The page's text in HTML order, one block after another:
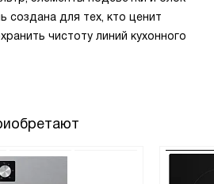
создана для тех, кто ценит
чистоту линий кухонного